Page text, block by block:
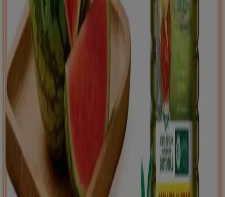
España Italia United Kingdom México
Brasil
Colombia
Argentina France
United States
Nederland
Deutschland
Portugal
Australia
Türkiye Norge
Österreich
Sverige
Ecuador South Africa
Canada
Danmark
Suomi Ελλάδα 한국
Schweiz
United Arab Emirates
Ceská republika
Slovenská republika
Magyarország
България
Publicidad